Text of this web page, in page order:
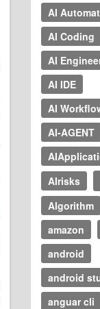
AI
AI Coding
AI
AI IDE
AI
AI-AGENT
AIrisks
Algorithm
amazon
android
android
anguar cli